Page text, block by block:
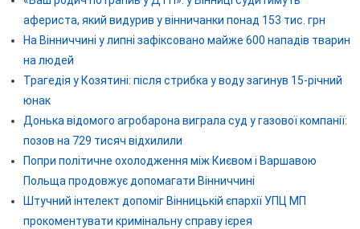
афериста, який видурив у вінничанки понад 153 тис. грн
На Вінниччині у липні зафіксовано майже 600 нападів тварин
на людей
Трагедія у Козятині: після стрибка у воду загинув 15-річний
юнак
Донька відомого агробарона виграла суд у газової компанії:
позов на 729 тисяч відхилили
Попри політичне охолодження між Києвом і Варшавою
Польща продовжує допомагати Вінниччині
Штучний інтелект допоміг Вінницькій єпархії УПЦ МП
прокоментувати кримінальну справу ієрея